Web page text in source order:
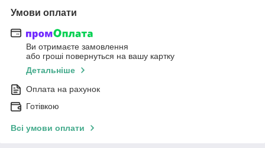
Умови оплати
Ви отримаєте замовлення
або гроші повернуться на вашу картку
Детальніше
Оплата на рахунок
Готівкою
Всі умови оплати